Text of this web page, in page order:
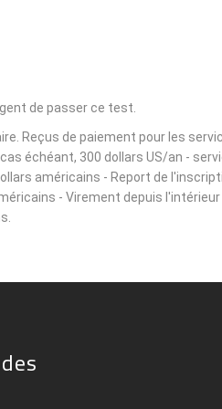
de passer ce test.
Reçus de paiement pour les
échéant, 300 dollars US/an -
américains - Report de
- Virement depuis